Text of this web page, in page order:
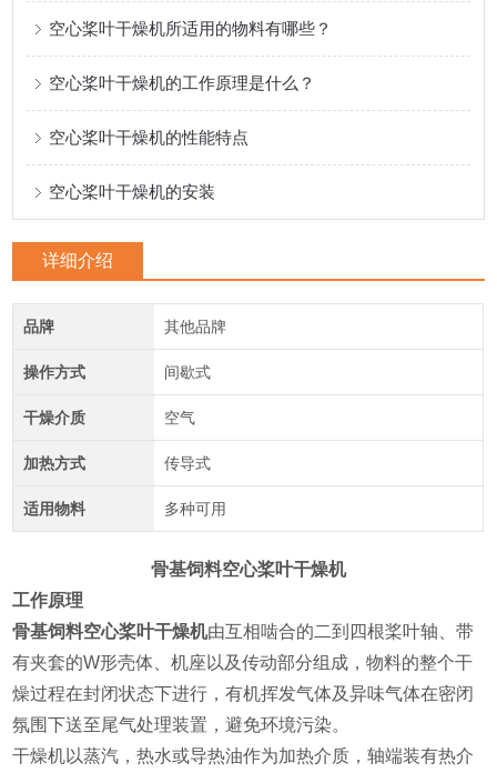
空心桨叶干燥机所适用的物料有哪些？
空心桨叶干燥机的工作原理是什么？
空心桨叶干燥机的性能特点
空心桨叶干燥机的安装
详细介绍
品牌 其他品牌
操作方式 间歇式
干燥介质 空气
加热方式 传导式
适用物料 多种可用
骨基饲料空心桨叶干燥机
工作原理
骨基饲料空心桨叶干燥机由互相啮合的二到四根桨叶轴、带
有夹套的W形壳体、机座以及传动部分组成，物料的整个干
燥过程在封闭状态下进行，有机挥发气体及异味气体在密闭
氛围下送至尾气处理装置，避免环境污染。
干燥机以蒸汽，热水或导热油作为加热介质，轴端装有热介